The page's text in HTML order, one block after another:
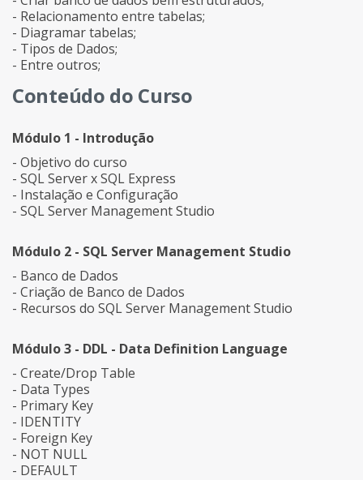
- Relacionamento entre tabelas;
- Diagramar tabelas;
- Tipos de Dados;
- Entre outros;
Conteúdo do Curso
Módulo 1 - Introdução
- Objetivo do curso
- SQL Server x SQL Express
- Instalação e Configuração
- SQL Server Management Studio
Módulo 2 - SQL Server Management Studio
- Banco de Dados
- Criação de Banco de Dados
- Recursos do SQL Server Management Studio
Módulo 3 - DDL - Data Definition Language
- Create/Drop Table
- Data Types
- Primary Key
- IDENTITY
- Foreign Key
- NOT NULL
- DEFAULT